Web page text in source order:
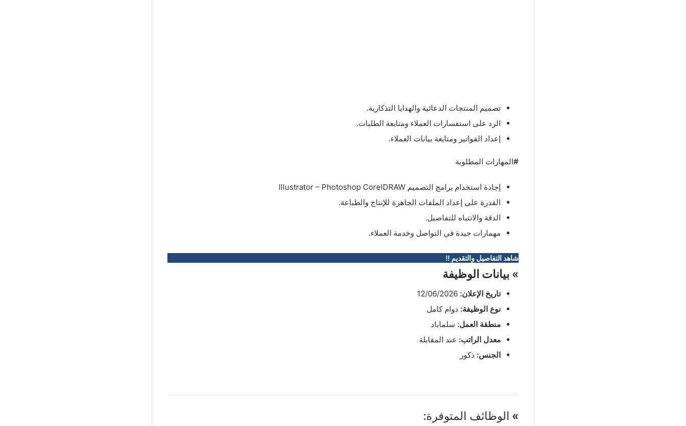
تصميم المنتجات الدعائية والهدايا التذكارية.
الرد على استفسارات العملاء ومتابعة الطلبات.
إعداد الفواتير ومتابعة بيانات العملاء.
#المهارات المطلوبة
إجادة استخدام برامج التصميم Illustrator – Photoshop CorelDRAW
القدرة على إعداد الملفات الجاهزة للإنتاج والطباعة.
الدقة والانتباه للتفاصيل.
مهمارات جيدة في التواصل وخدمة العملاء.
شاهد التفاصيل والتقديم !!
» بيانات الوظيفة
تاريخ الإعلان:
نوع الوظيفة: دوام كامل
منطقة العمل: سلماباد
معدل الراتب: عند المقابلة
الجنس: ذكور
» الوظائف المتوفرة: